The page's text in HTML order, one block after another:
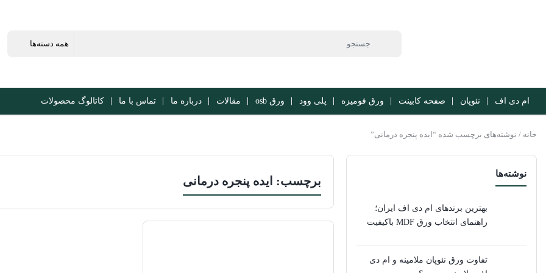
ام دی اف نئوپان صفحه کابینت ورق فومیزه پلی وود ورق osb مقالات درباره ما تماس با ما کاتالوگ محصولات
خانه / نوشته‌های برچسب شده “ایده پنجره درمانی”
نوشته‌ها
بهترین برندهای ام دی اف ایران؛
راهنمای انتخاب ورق MDF باکیفیت
تفاوت ورق نئوپان ملامینه و ام دی
برچسب: ایده پنجره درمانی